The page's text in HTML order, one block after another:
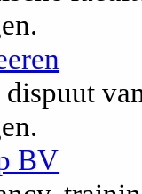
dispuut
BV